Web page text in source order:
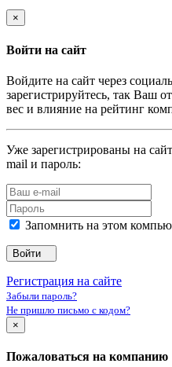
×
Войти на сайт
Войдите на сайт через
зарегистрируйтесь, так Ваш
вес и влияние на рейтинг
Уже зарегистрированы на
mail и пароль:
Запомнить на этом
Войти
Регистрация на сайте
Забыли пароль?
Не пришло письмо с кодом?
×
Пожаловаться на компанию